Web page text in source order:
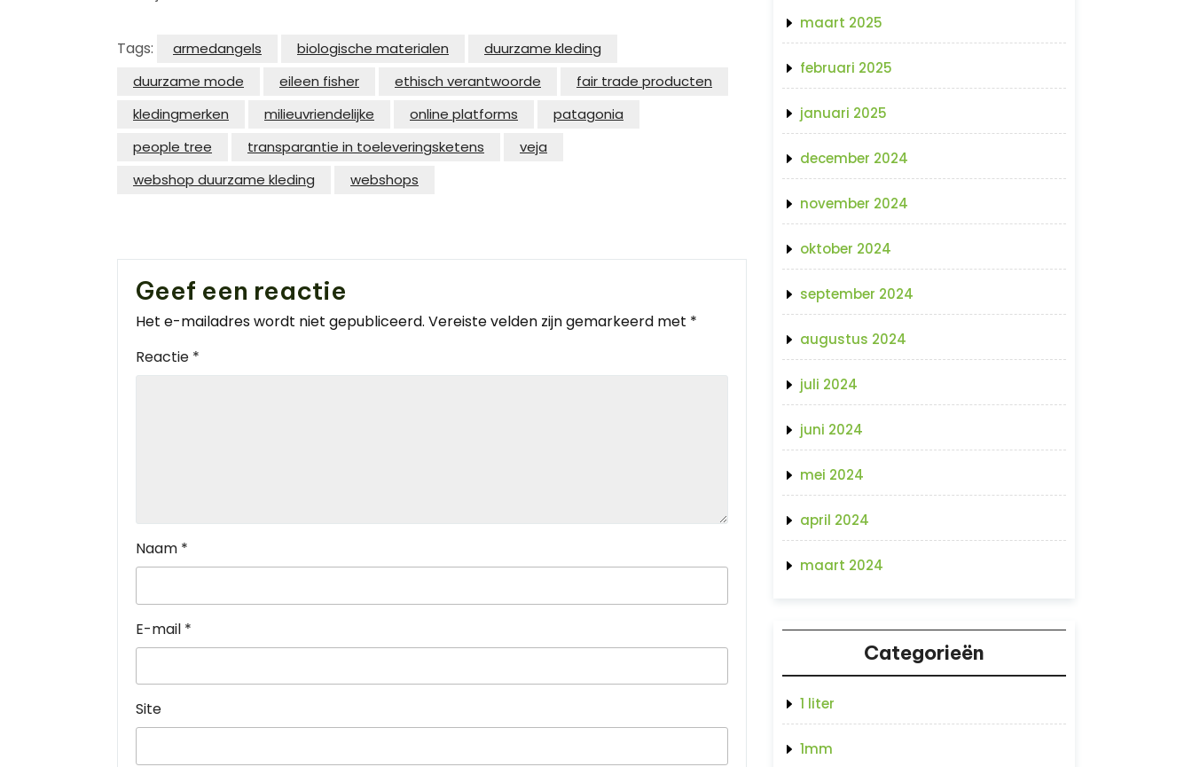
Tags: armedangels biologische materialen
duurzame kleding
duurzame mode
eileen fisher ethisch verantwoorde
fair trade producten
kledingmerken
milieuvriendelijke online platforms
patagonia
people tree
transparantie in toeleveringsketens
veja
webshop duurzame kleding
webshops
Geef een reactie
Het e-mailadres wordt niet gepubliceerd. Vereiste velden zijn gemarkeerd met *
Reactie *
Naam *
E-mail *
Site
maart 2025
februari 2025
januari 2025
december 2024
november 2024
oktober 2024
september 2024
augustus 2024
juli 2024
juni 2024
mei 2024
april 2024
maart 2024
Categorieën
1 liter
1mm